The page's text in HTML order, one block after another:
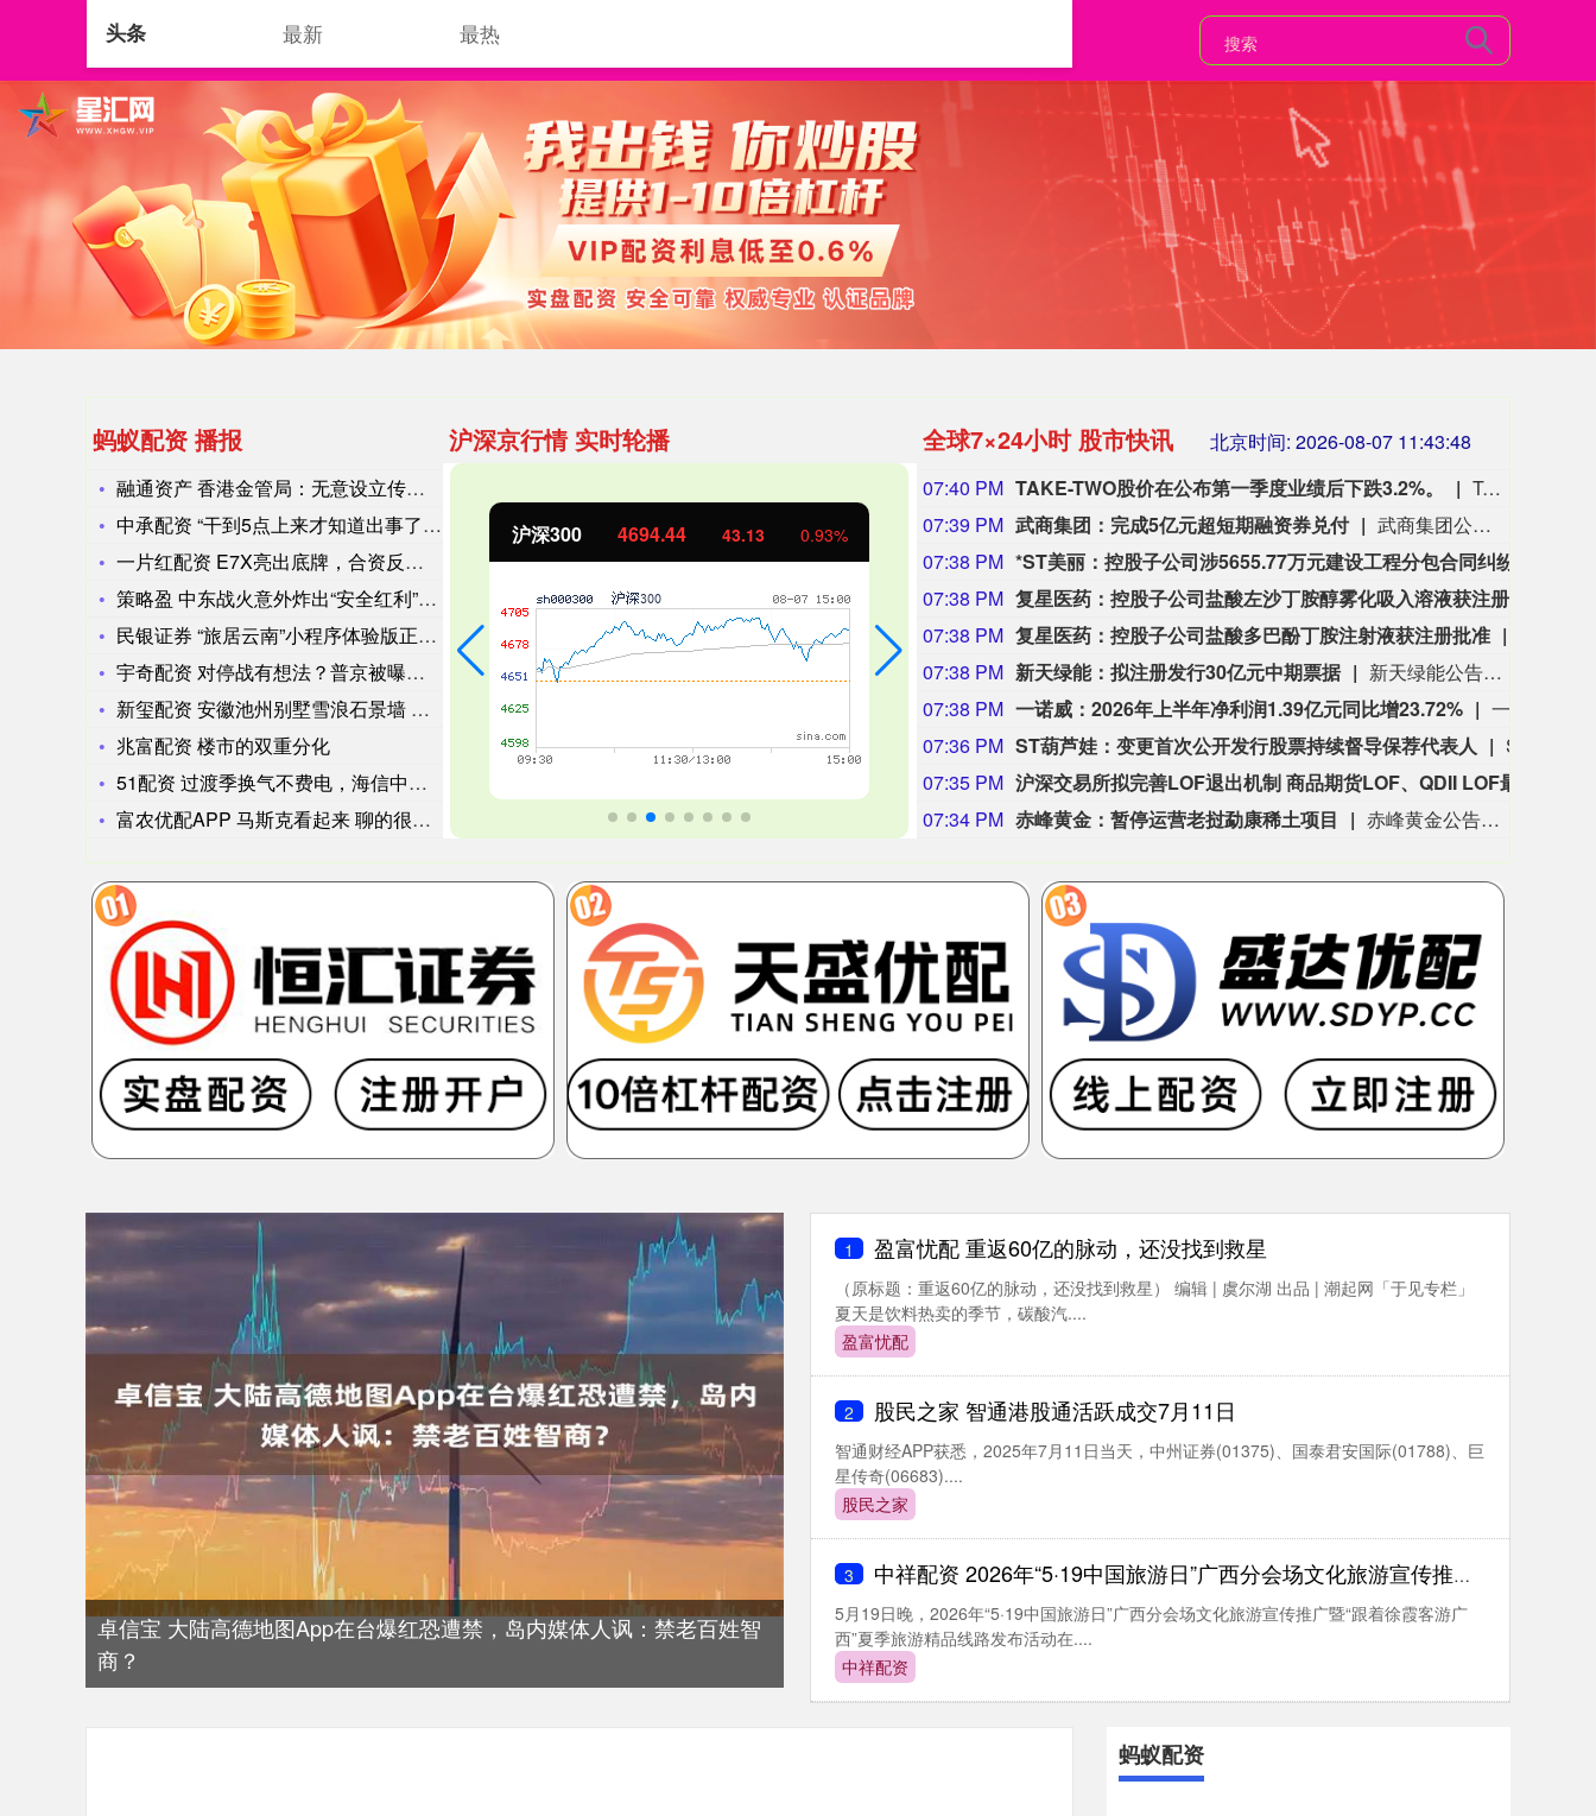
蚂蚁配资
蚂蚁配资 播报
融通资产 香港金管局：无意设立传闻中的“坏账银行”
中承配资 “干到5点上来才知道出事了”：留神峪煤矿爆炸后，有
一片红配资 E7X亮出底牌，合资反攻又杀出“黑马”
策略盈 中东战火意外炸出“安全红利”，世界越乱，中国越香
民银证券 “旅居云南”小程序体验版正式发布
宇奇配资 对停战有想法？普京被曝开条件：领土可以小换大、承认
新玺配资 安徽池州别墅雪浪石景墙 池州雪浪石草坪点缀 池州哪
兆富配资 楼市的双重分化
51配资 过渡季换气不费电，海信中央空调做到了_新风_室内机
富农优配APP 马斯克看起来 聊的很开心[呲牙]
沪深京行情 实时轮播
沪深300 4694.44 43.13 0.93% 北证50 1134.24 11.37 1.01% 创业板指 3563.12 47.56 1.35% 基金指数
全球7×24小时 股市快讯 北京时间: 2026-08-07 11:43:49
07:40 PM TAKE-TWO股价在公布第一季度业绩后下跌3.2%。
TAKE-TWO股价在公布第一季度业绩后下跌3.2%。
07:39 PM 武商集团：完成5亿元超短期融资券兑付
武商集团公告称，公司于2025年11月11日发行“25武商SCP003”超短期融资券，发行金额5亿元，期限270天，票面利率1.75%，到期兑付日为2026年8月9日。公司已按期完成该融资券兑付，相关情况可查阅中国货币网、上海清算所。
07:38 PM
07:38 PM
复星医药：控股子公司盐酸左沙丁胺醇雾化吸入溶液获注册批准
07:38 PM 复星医药：控股子公司盐酸多巴酚丁胺注射液获注册批准
07:38 PM 新天绿能：拟注册发行30亿元中期票据
新天绿能公告称，公司拟申请注册发行总额30亿元的中期票据，期限不超5年，资金用于项目建设支出、偿债、补流等。发行按面值，利率依簿记建档结果确定，发行对象为全国银行间债券市场机构投资者，不设担保。本次注册发行已获董事会通过，报中国银行间市场交易商协会获准注册后方可实施，最终方案以协会注册通知书为准。
07:38 PM 一诺威：2026年上半年净利润1.39亿元同比增23.72%
07:36 PM ST葫芦娃：变更首次公开发行股票持续督导保荐代表人
07:35 PM
07:34 PM 赤峰黄金：暂停运营老挝勐康稀土项目 赤峰黄金公告，公司于2025年3月25日完成收购赤厦矿业90%股权，其运营的老挝勐康稀土项目尚处试生产阶段。经审慎研究评估，为响应并严格遵守稀土资源开发相关政策要求，赤金厦钨决定暂停该项目运营。2025年度该项目生产稀土产品998.56吨，归属于赤峰黄金净亏损5406.37万元；2026年第一季度生产63.6吨，净利润37.28万元，暂停运营预计对公司经营业绩整体影响较小。
卓信宝 大陆高德地图App在台爆红恐遭禁，岛内媒体人讽：禁老百姓智
商？
1 盈富忧配 重返60亿的脉动，还没找到救星
（原标题：重返60亿的脉动，还没找到救星） 编辑 | 虞尔湖 出品 | 潮起网「于见专栏」
夏天是饮料热卖的季节，碳酸汽....
盈富忧配
2 股民之家 智通港股通活跃成交7月11日
智通财经APP获悉，2025年7月11日当天，中州证券(01375)、国泰君安国际(01788)、巨
星传奇(06683)....
股民之家
3 中祥配资 2026年“5·19中国旅游日”广西分会场文化旅游宣传推广活动举办
5月19日晚，2026年“5·19中国旅游日”广西分会场文化旅游宣传推广暨“跟着徐霞客游广
西”夏季旅游精品线路发布活动在....
中祥配资
头条 最新 最热
蚂蚁配资